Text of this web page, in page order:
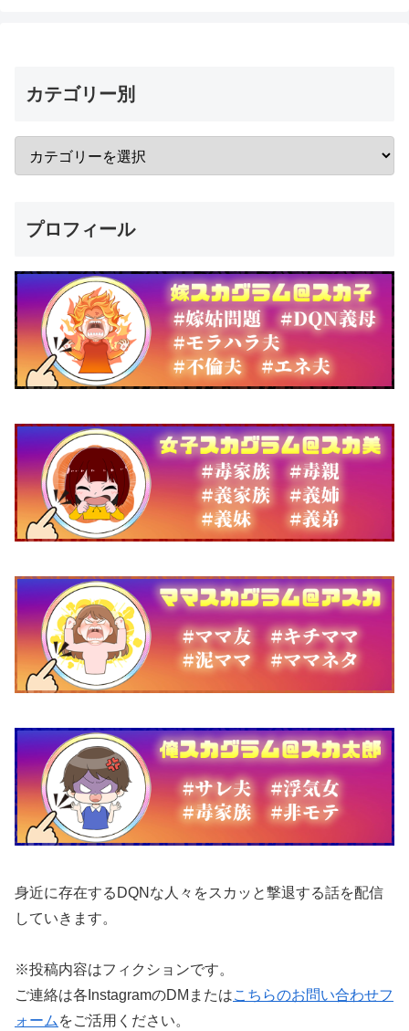
カテゴリー別
プロフィール
身近に存在するDQNな人々をスカッと撃退する話を配信
していきます。
※投稿内容はフィクションです。
ご連絡は各InstagramのDMまたはこちらのお問い合わせフ
ォーム をご活用ください。